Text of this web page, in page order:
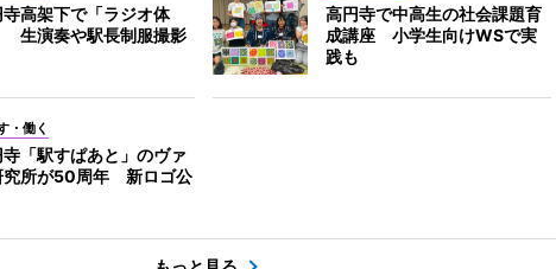
高架下で「ラジオ体
生演奏や駅長制服撮影
高円寺で中高生の社会課題育
成講座 小学生向けWSで実
践も
・働く
「駅すぱあと」のヴァ
究所が50周年 新ロゴ公